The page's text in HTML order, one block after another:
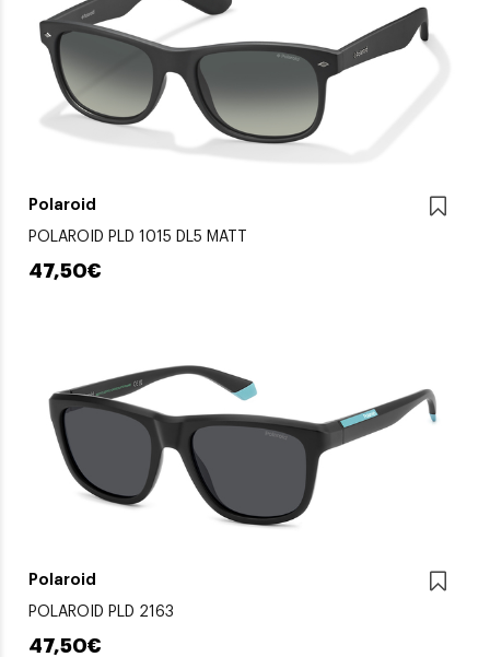
Polaroid
POLAROID PLD 1015 DL5 MATT
47,50€
Polaroid
POLAROID PLD 2163
47,50€